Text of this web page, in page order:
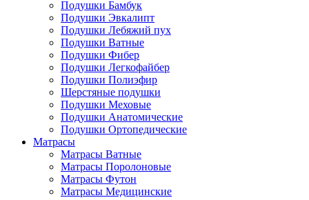
Подушки Бамбук
Подушки Эвкалипт
Подушки Лебяжий пух
Подушки Ватные
Подушки Фибер
Подушки Легкофайбер
Подушки Полиэфир
Шерстяные подушки
Подушки Меховые
Подушки Анатомические
Подушки Ортопедические
Матрасы
Матрасы Ватные
Матрасы Поролоновые
Матрасы Футон
Матрасы Медицинские